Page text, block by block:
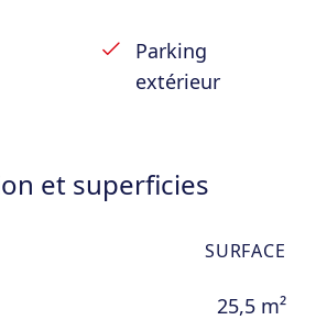
TVA 21% – décompte sur
Parking
extérieur
et superficies
SURFACE
25,5 m²